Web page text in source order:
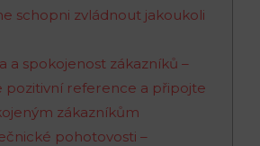
schopni zvládnout jakoukoli
a spokojenost zákazníků –
pozitivní reference a připojte
zákazníkům
pohotovosti –